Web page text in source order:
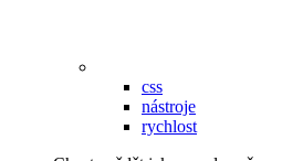
css
nástroje
rychlost